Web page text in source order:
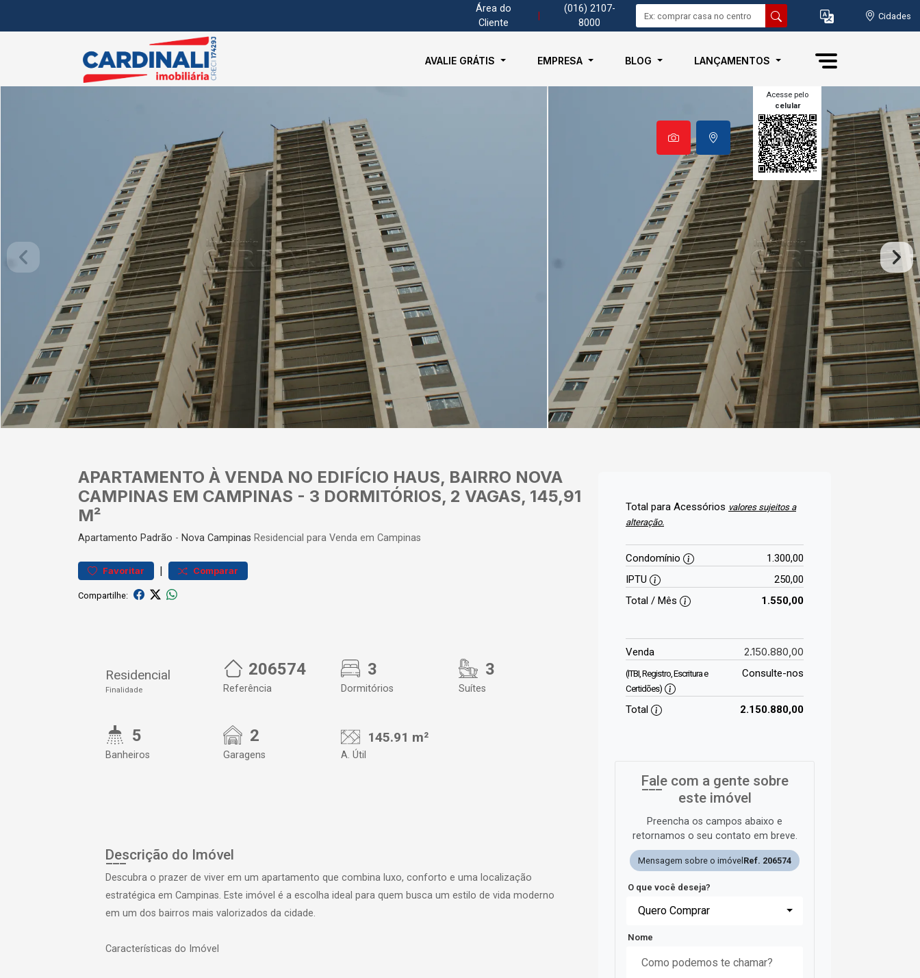
Área do
Cliente
(016) 2107-
8000
Cidades
AVALIE GRÁTIS EMPRESA BLOG LANÇAMENTOS
Acesse pelo
celular
APARTAMENTO À VENDA NO EDIFÍCIO HAUS, BAIRRO NOVA
CAMPINAS EM CAMPINAS - 3 DORMITÓRIOS, 2 VAGAS, 145,91
M²
Apartamento Padrão - Nova Campinas Residencial para Venda em Campinas
Favoritar | Comparar
Compartilhe:
Residencial
Finalidade
206574
Referência
3
Dormitórios
3
Suítes
5
Banheiros
2
Garagens
145.91 m²
A. Útil
Descrição do Imóvel
Descubra o prazer de viver em um apartamento que combina luxo, conforto e uma localização
estratégica em Campinas. Este imóvel é a escolha ideal para quem busca um estilo de vida moderno
em um dos bairros mais valorizados da cidade.
Características do Imóvel
Total para Acessórios valores sujeitos a
alteração.
Condomínio
1.300,00
IPTU
250,00
Total / Mês
1.550,00
Venda 2.150.880,00
(ITBI, Registro, Escritura e
Certidões)
Consulte-nos
Total 2.150.880,00
Fale com a gente sobre
este imóvel
Preencha os campos abaixo e
retornamos o seu contato em breve.
Mensagem sobre o imóvel Ref. 206574
O que você deseja?
Quero Comprar
Nome